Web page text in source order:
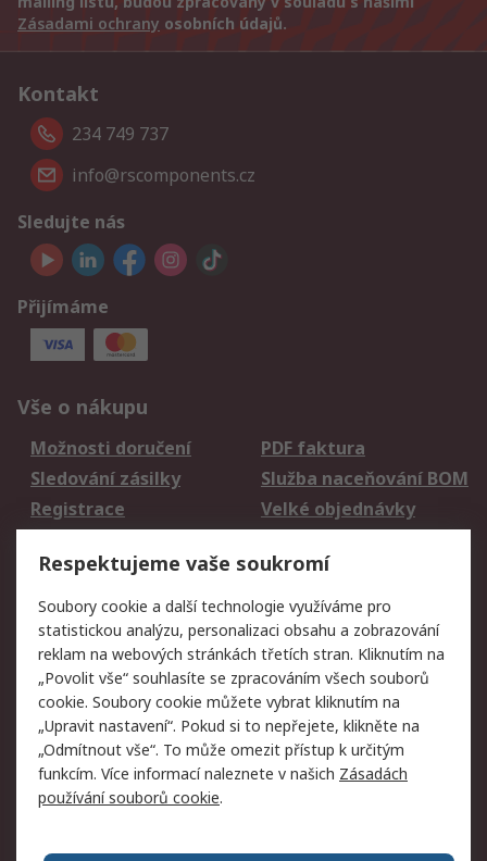
Zásadami ochrany osobních údajů.
Kontakt
234 749 737
info@rscomponents.cz
Sledujte nás
Přijímáme
Vše o nákupu
Možnosti doručení
PDF faktura
Sledování zásilky
Služba naceňování BOM
Registrace
Velké objednávky
Právní
Autorská práva
Obchodní podmínky
společnosti RS
Prohlášení o ochraně
údajů
Zabezpečení
elektronické pošty
Zásady pro soubory
cookie
Zásady ochrany
osobních údajů
Respektujeme vaše soukromí
Soubory cookie a další technologie využíváme pro
statistickou analýzu, personalizaci obsahu a zobrazování
reklam na webových stránkách třetích stran. Kliknutím na
„Povolit vše“ souhlasíte se zpracováním všech souborů
cookie. Soubory cookie můžete vybrat kliknutím na
„Upravit nastavení“. Pokud si to nepřejete, klikněte na
„Odmítnout vše“. To může omezit přístup k určitým
funkcím. Více informací naleznete v našich Zásadách
používání souborů cookie.